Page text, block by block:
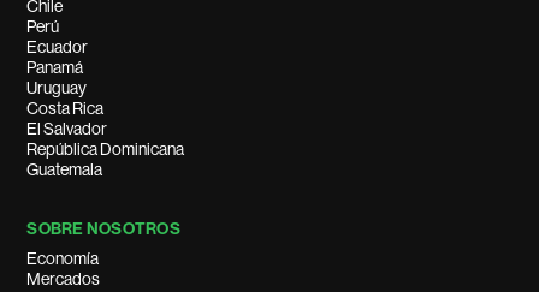
Chile
Perú
Ecuador
Panamá
Uruguay
Costa Rica
El Salvador
República Dominicana
Guatemala
SOBRE NOSOTROS
Economía
Mercados